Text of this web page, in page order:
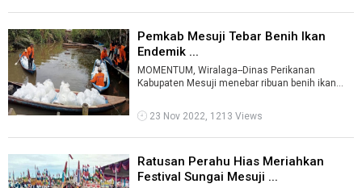
Pemkab Mesuji Tebar Benih Ikan
Endemik ...
MOMENTUM, Wiralaga--Dinas Perikanan
Kabupaten Mesuji menebar ribuan benih ikan
23 Nov 2022, 1213 Views
Ratusan Perahu Hias Meriahkan
Festival Sungai Mesuji ...